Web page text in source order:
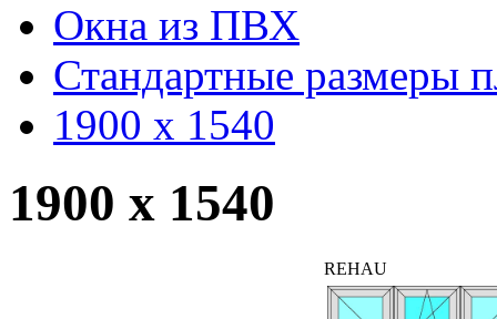
Окна из ПВХ
Стандартные размеры
1900 x 1540
1900 x 1540
REHAU